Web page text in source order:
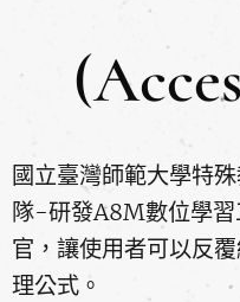
國立臺灣師範大學特
隊-研發A8M數位學習
官，讓使用者可以反
理公式。